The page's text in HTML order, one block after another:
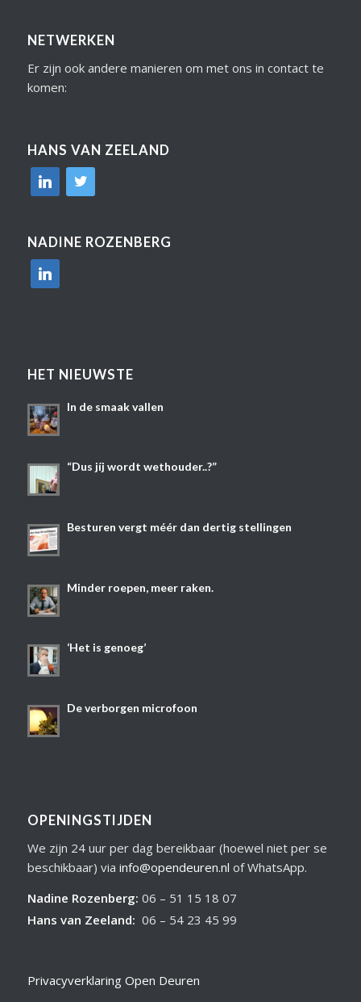
NETWERKEN
Er zijn ook andere manieren om met ons in contact te
komen:
HANS VAN ZEELAND
linkedin
twitter
NADINE ROZENBERG
linkedin
HET NIEUWSTE
In de smaak vallen
“Dus jíj wordt wethouder..?”
Besturen vergt méér dan dertig stellingen
Minder roepen, meer raken.
‘Het is genoeg’
De verborgen microfoon
OPENINGSTIJDEN
We zijn 24 uur per dag bereikbaar (hoewel niet per se
beschikbaar) via info@opendeuren.nl of WhatsApp.
Nadine Rozenberg: 06 – 51 15 18 07
Hans van Zeeland: 06 – 54 23 45 99
Privacyverklaring Open Deuren